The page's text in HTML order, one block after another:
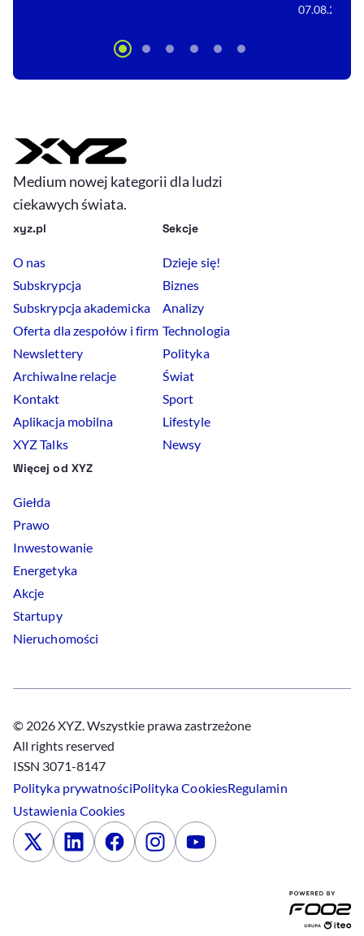
07.08.2026
Medium nowej kategorii dla ludzi
ciekawych świata.
xyz.pl
O nas
Subskrypcja
Subskrypcja akademicka
Oferta dla zespołów i firm
Newslettery
Archiwalne relacje
Kontakt
Aplikacja mobilna
XYZ Talks
Sekcje
Dzieje się!
Biznes
Analizy
Technologia
Polityka
Świat
Sport
Lifestyle
Newsy
Więcej od XYZ
Giełda
Prawo
Inwestowanie
Energetyka
Akcje
Startupy
Nieruchomości
© 2026 XYZ. Wszystkie prawa zastrzeżone
All rights reserved
ISSN 3071-8147
Polityka prywatnościPolitykaCookiesRegulamin
UstawieniaCookies
x LinkedinFacebookInstagramYoutube